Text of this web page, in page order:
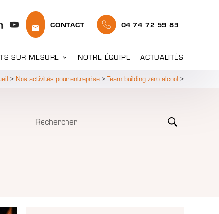
CONTACT 04 74 72 59 89
SUR MESURE NOTRE ÉQUIPE ACTUALITÉS
> Nos activités pour entreprise > Team building zéro alcool >
Rechercher